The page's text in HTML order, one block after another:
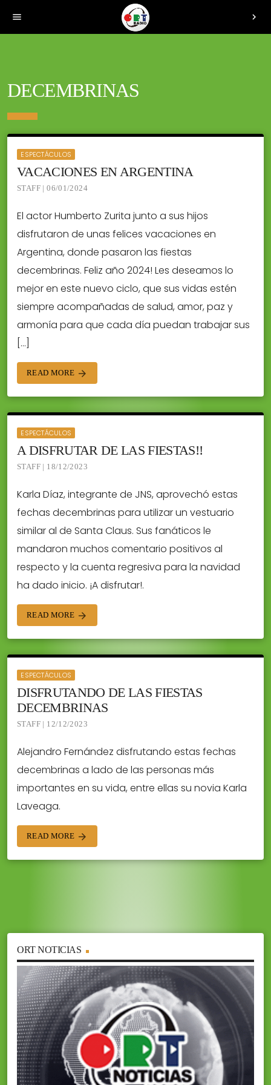
menu chevron_right
DECEMBRINAS
ESPECTÁCULOS
VACACIONES EN ARGENTINA
STAFF | 06/01/2024
El actor Humberto Zurita junto a sus hijos
disfrutaron de unas felices vacaciones en
Argentina, donde pasaron las fiestas
decembrinas. Feliz año 2024! Les deseamos lo
mejor en este nuevo ciclo, que sus vidas estén
siempre acompañadas de salud, amor, paz y
armonía para que cada día puedan trabajar sus
[…]
READ MORE arrow_forward
ESPECTÁCULOS
A DISFRUTAR DE LAS FIESTAS!!
STAFF | 18/12/2023
Karla Díaz, integrante de JNS, aprovechó estas
fechas decembrinas para utilizar un vestuario
similar al de Santa Claus. Sus fanáticos le
mandaron muchos comentario positivos al
respecto y la cuenta regresiva para la navidad
ha dado inicio. ¡A disfrutar!.
READ MORE arrow_forward
ESPECTÁCULOS
DISFRUTANDO DE LAS FIESTAS
DECEMBRINAS
STAFF | 12/12/2023
Alejandro Fernández disfrutando estas fechas
decembrinas a lado de las personas más
importantes en su vida, entre ellas su novia Karla
Laveaga.
READ MORE arrow_forward
ORT NOTICIAS